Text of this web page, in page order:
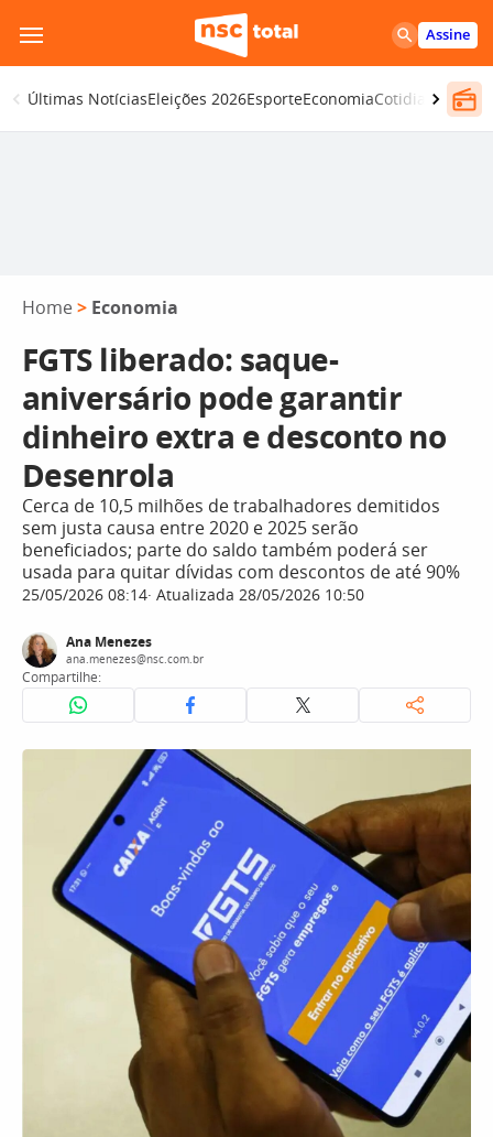
para
o
conteúdo
Assine
Últimas NotíciasEleições 2026EsporteEconomiaCotidiano
Home > Economia
FGTS liberado: saque-
aniversário pode garantir
dinheiro extra e desconto no
Desenrola
Cerca de 10,5 milhões de trabalhadores demitidos
sem justa causa entre 2020 e 2025 serão
beneficiados; parte do saldo também poderá ser
usada para quitar dívidas com descontos de até 90%
25/05/2026 08:14 Atualizada 28/05/2026 10:50
Ana Menezes
ana.menezes@nsc.com.br
Compartilhe: